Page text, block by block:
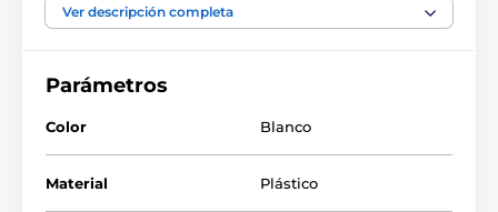
sencilla y puede montarse en madera, PVC, metal y
ladrillo.
Ver descripción completa
Parámetros
Color Blanco
Material Plástico